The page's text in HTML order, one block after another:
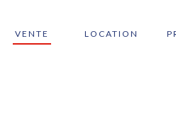
VENTE LOCATION